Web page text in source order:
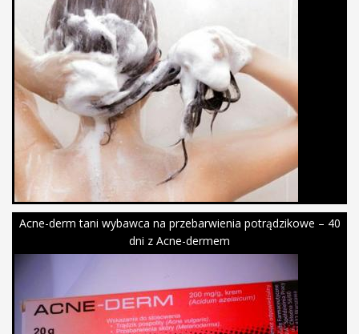
Acne-derm tani wybawca na przebarwienia potrądzikowe – 40
dni z Acne-dermem